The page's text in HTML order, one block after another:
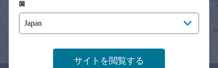
念のためお店にご確認の上ご来店くださいますようお願い申し上げま
す。
国
サイトを閲覧する